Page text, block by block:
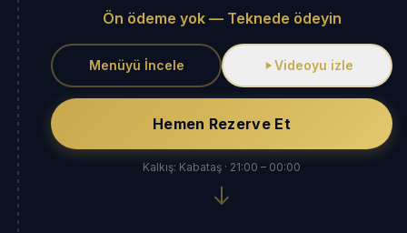
Ön ödeme yok — Teknede ödeyin
Menüyü İncele Videoyu izle
Hemen Rezerve Et
Kalkış: Kabataş · 21:00 – 00:00